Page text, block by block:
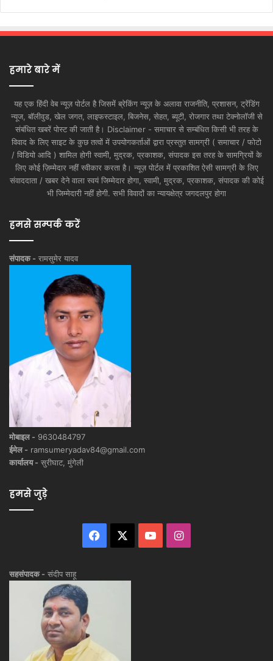
हमारे बारे में
यह एक हिंदी वेब न्यूज़ पोर्टल है जिसमें ब्रेकिंग न्यूज़ के अलावा राजनीति, प्रशासन, ट्रेंडिंग
न्यूज, बॉलीवुड, खेल जगत, लाइफस्टाइल, बिजनेस, सेहत, ब्यूटी, रोजगार तथा टेक्नोलॉजी से
संबंधित खबरें पोस्ट की जाती है। Disclaimer - समाचार से सम्बंधित किसी भी तरह के
विवाद के लिए साइट के कुछ तत्वों में उपयोगकर्ताओं द्वारा प्रस्तुत सामग्री ( समाचार / फोटो
/ विडियो आदि ) शामिल होगी स्वामी, मुद्रक, प्रकाशक, संपादक इस तरह के सामग्रियों के
लिए कोई ज़िम्मेदार नहीं स्वीकार करता है। न्यूज़ पोर्टल में प्रकाशित ऐसी सामग्री के लिए
संवाददाता / खबर देने वाला स्वयं जिम्मेदार होगा, स्वामी, मुद्रक, प्रकाशक, संपादक की कोई
भी जिम्मेदारी नहीं होगी. सभी विवादों का न्यायक्षेत्र जगदलपुर होगा
हमसे सम्पर्क करें
संपादक - रामसुमेर यादव
मोबाइल - 9630484797
ईमेल - ramsumeryadav84@gmail.com
कार्यालय - सुरीघाट, मुंगेली
हमसे जुड़े
Facebook YouTubeInstagram
सहसंपादक - संदीप साहू